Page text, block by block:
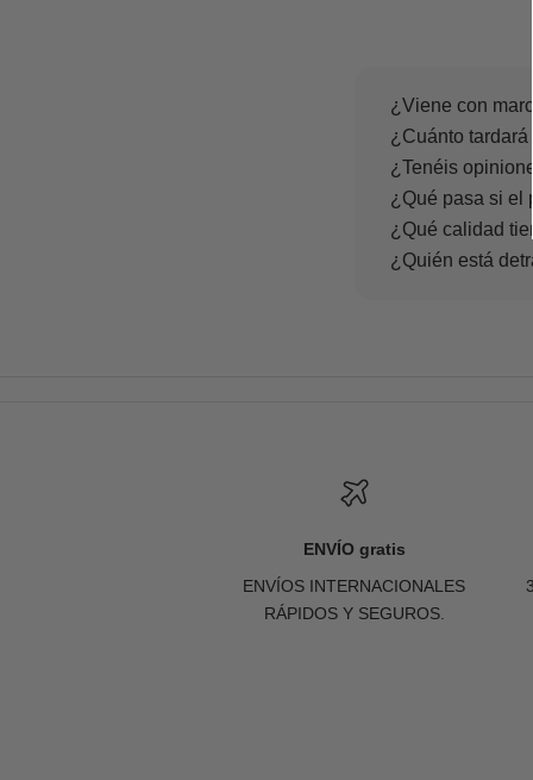
¿Viene con
¿Cuánto
¿Tenéis
¿Qué pasa si el
¿Qué calidad
¿Quién está
ENVÍO gratis
ENVÍOS INTERNACIONALES
RÁPIDOS Y SEGUROS.